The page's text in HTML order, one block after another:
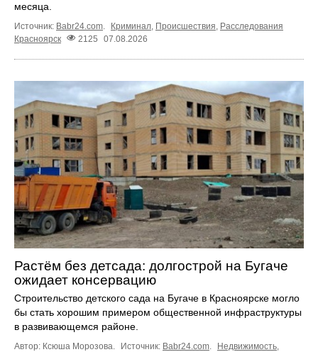
месяца.
Источник: Babr24.com. Криминал, Происшествия, Расследования
Красноярск
2125 07.08.2026
Растём без детсада: долгострой на Бугаче
ожидает консервацию
Строительство детского сада на Бугаче в Красноярске могло
бы стать хорошим примером общественной инфраструктуры
в развивающемся районе.
Автор: Ксюша Морозова. Источник: Babr24.com. Недвижимость,